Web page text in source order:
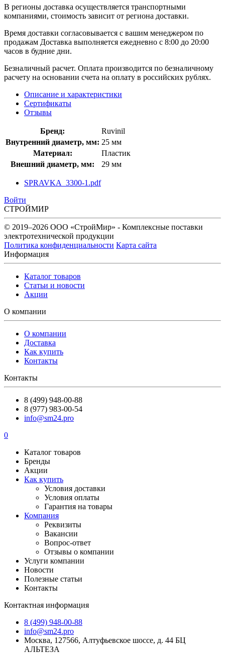
В регионы доставка осуществляется транспортными
компаниями, стоимость зависит от региона доставки.
Время доставки согласовывается с вашим менеджером по
продажам Доставка выполняется ежедневно с 8:00 до 20:00
часов в будние дни.
Безналичный расчет. Оплата производится по безналичному
расчету на основании счета на оплату в российских рублях.
Описание и характеристики
Сертификаты
Отзывы
Бренд:
Ruvinil
Внутренний диаметр, мм: 25 мм
Материал:
Пластик
Внешний диаметр, мм:
29 мм
SPRAVKA_3300-1.pdf
Войти
СТРОЙМИР
© 2019–2026 ООО «СтройМир» - Комплексные поставки
электротехнической продукции
Политика конфиденциальности Карта сайта
Информация
Каталог товаров
Статьи и новости
Акции
О компании
О компании
Доставка
Как купить
Контакты
Контакты
8 (499) 948-00-88
8 (977) 983-00-54
info@sm24.pro
0
Каталог товаров
Бренды
Акции
Как купить
Условия доставки
Условия оплаты
Гарантия на товары
Компания
Реквизиты
Вакансии
Вопрос-ответ
Отзывы о компании
Услуги компании
Новости
Полезные статьи
Контакты
Контактная информация
8 (499) 948-00-88
info@sm24.pro
Москва, 127566, Алтуфьевское шоссе, д. 44 БЦ
АЛЬТЕЗА